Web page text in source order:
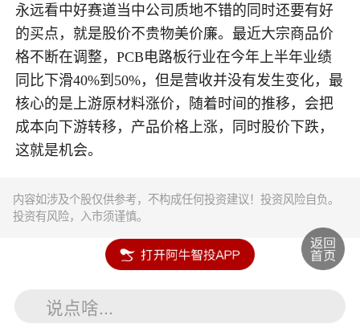
永远看中好赛道当中公司质地不错的同时还要有好
的买点，就是股价不贵物美价廉。最近大宗商品价
格不断在调整，PCB电路板行业在今年上半年业绩
同比下滑40%到50%，但是营收并没有发生变化，最
核心的是上游原材料涨价，随着时间的推移，会把
成本向下游转移，产品价格上涨，同时股价下跌，
这就是机会。
内容如涉及个股仅供参考，不构成任何投资建议！投资风险自负。
投资有风险，入市须谨慎。
说点啥...